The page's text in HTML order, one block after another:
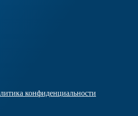
конфиденциальности